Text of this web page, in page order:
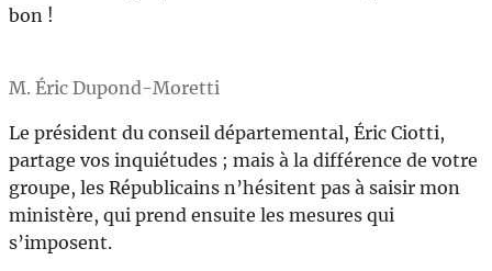
bon !
M. Éric Dupond-Moretti
Le président du conseil départemental, Éric Ciotti,
partage vos inquiétudes ; mais à la différence de votre
groupe, les Républicains n’hésitent pas à saisir mon
ministère, qui prend ensuite les mesures qui
s’imposent.